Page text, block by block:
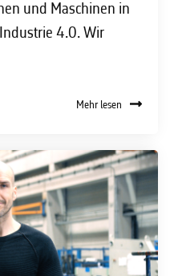
und Maschinen in
4.0. Wir
Mehr lesen